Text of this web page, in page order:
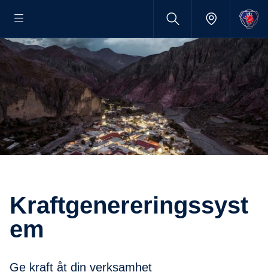
Kraftgenereringssyst
em
Ge kraft åt din verksamhet